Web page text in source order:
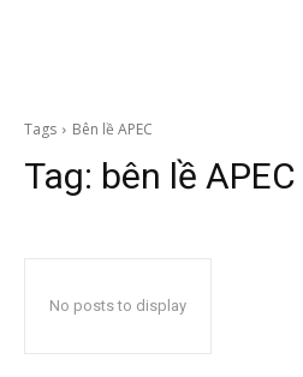
Tags Bên lề APEC
Tag: bên lề APEC
No posts to display